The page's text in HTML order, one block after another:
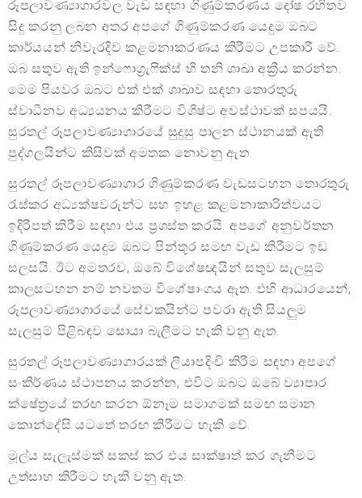
රූපලාවණ්‍යාගාරවල වැඩ සඳහා ගිණුම්කරණය දෝෂ රහිතව
සිදු කරනු ලබන අතර අපගේ ගිණුම්කරණ යෙදුම ඔබට
කාර්යයන් නිවැරදිව කළමනාකරණය කිරීමට උපකාරී වේ.
ඔබ සතුව ඇති ඉන්ෆොග්‍රැෆික්ස් හි තනි ශාඛා අක්‍රීය කරන්න.
මෙම පියවර ඔබට එක් එක් ශාඛාව සඳහා තොරතුරු
ස්වාධීනව අධ්‍යයනය කිරීමට විශිෂ්ට අවස්ථාවක් සපයයි.
සුරතල් රූපලාවණ්‍යාගාරයේ සුදුසු පාලන ස්ථානයක් ඇති
පුද්ගලයින්ට කිසිවක් අමතක නොවනු ඇත.
සුරතල් රූපලාවණ්‍යාගාර ගිණුම්කරණ වැඩසටහන තොරතුරු
රැස්කර අධ්‍යක්ෂවරුන්ට සහ ඉහළ කළමනාකාරිත්වයට
ඉදිරිපත් කිරීම සඳහා එය ප්‍රශස්ත කරයි. අපගේ අනුවර්තන
ගිණුම්කරණ යෙදුම ඔබට පින්තූර සමඟ වැඩ කිරීමට ඉඩ
සලසයි. ඊට අමතරව, ඔබේ විශේෂඥයින් සතුව සැලසුම්
කාලසටහන නම් නවතම විශේෂාංගය ඇත. එහි ආධාරයෙන්,
රූපලාවණ්‍යාගාරයේ සේවකයින්ට පවරා ඇති සියලුම
සැලසුම් පිළිබඳව සොයා බැලීමට හැකි වනු ඇත.
සුරතල් රූපලාවණ්‍යාගාරයක් ලියාපදිංචි කිරීම සඳහා අපගේ
සංකීර්ණය ස්ථාපනය කරන්න, එවිට ඔබට ඔබේ ව්‍යාපාර
ක්ෂේත්‍රයේ තරඟ කරන ඕනෑම සමාගමක් සමඟ සමාන
කොන්දේසි යටතේ තරඟ කිරීමට හැකි වේ.
මූල්ය සැලැස්මක් සකස් කර එය සාක්ෂාත් කර ගැනීමට
උත්සාහ කිරීමට හැකි වනු ඇත.